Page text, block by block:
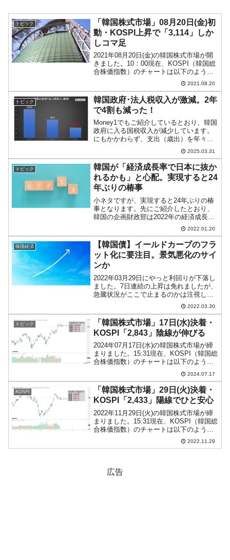
トピック
「韓国株式市場」08月20日(金)初
動・KOSPI上昇で「3,114」しか
しコマ足
2021年08月20日(金)の韓国株式市場が開
きました。10：00現在、KOSPI（韓国総
合株価指数）のチャートは以下のように
『Investing.com』より引用）。一応前日
終値よりも上げて始まりましたが、現在
のと...
2021.08.20
トピック
韓国政府･法人税収入が激減。2年
で4割も減った！
Money1でもご紹介しているとおり、韓国
政府に入る国税収入が減少しています。
にもかかわらず、支出（歳出）を年々拡
大させているので、政府の財政は火の
車。そもそも文在寅政権時に「600兆ウォ
ン」を突破させたのが失敗でした。たま
たま文在寅政権時...
2025.03.31
トピック
韓国が「経済成長率で日本に抜か
れるかも」と心配。実現すると24
年ぶりの椿事
小ネタですが、実現すると24年ぶりの椿
事となります。先にご紹介したとおり、
韓国の企画財政部は2022年の経済成長率
を「3.1％」（実質GDP）と予測し、発表
しています。以下が企画財政部が出した
『2022年経済政策方向』の中の3.1％に言
及し...
2022.01.20
韓国経済
【韓国債】イールドカーブのフラ
ット化に要注目。景気悪化のサイ
ンか
2022年03月29日にやっと利回りが下落し
ました。7日連続の上昇は免れましたが、
急騰状況がここで止まるのかは注視しな
いといけません。以下は毎度ながら韓国
債3年物の利回りチャートです（チャート
は『Investing.com』より引用）。前日...
2022.03.30
トピック
「韓国株式市場」17日(水)決着・
KOSPI「2,843」陰線が伸びる
2024年07月17日(水)の韓国株式市場が締
まりました。15:31現在、KOSPI（韓国総
合株価指数）のチャートは以下のように
『Investing.com』より引用）。陰線が長
くなりました。KOSPIは「2,843...
2024.07.17
KOSPI
「韓国株式市場」29日(火)決着・
KOSPI「2,433」陽線でひと安心
2022年11月29日(火)の韓国株式市場が締
まりました。15:31現在、KOSPI（韓国総
合株価指数）のチャートは以下のように
『Investing.com』より引用）。陽線とな
2022.11.29
広告